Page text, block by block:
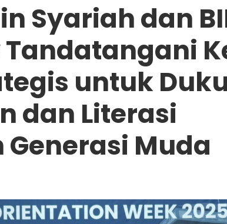
Syariah dan
untuk
dan Literasi
Muda